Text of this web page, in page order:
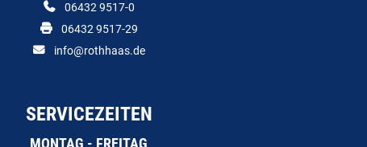
06432 9517-0
06432 9517-29
info@rothhaas.de
SERVICEZEITEN
MONTAG - FREITAG